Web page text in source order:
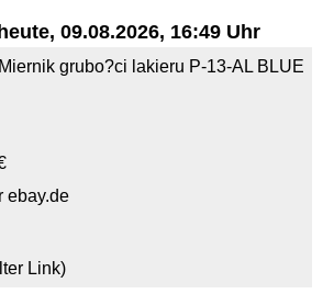
09.08.2026, 16:49 Uhr
grubo?ci lakieru P-13-AL BLUE
ebay.de
Link)